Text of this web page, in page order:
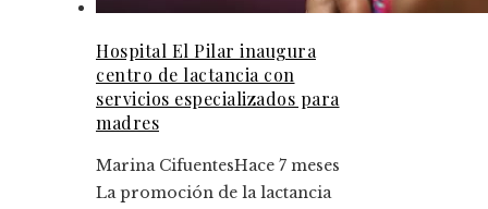
Hospital El Pilar inaugura
centro de lactancia con
servicios especializados para
madres
Marina CifuentesHace 7 meses
La promoción de la lactancia